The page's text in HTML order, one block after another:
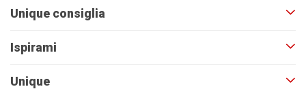
Unique consiglia
Ispirami
Unique